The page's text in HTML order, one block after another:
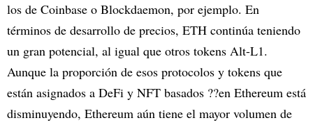
los de Coinbase o Blockdaemon, por ejemplo. En
términos de desarrollo de precios, ETH continúa teniendo
un gran potencial, al igual que otros tokens Alt-L1.
Aunque la proporción de esos protocolos y tokens que
están asignados a DeFi y NFT basados ??en Ethereum está
disminuyendo, Ethereum aún tiene el mayor volumen de